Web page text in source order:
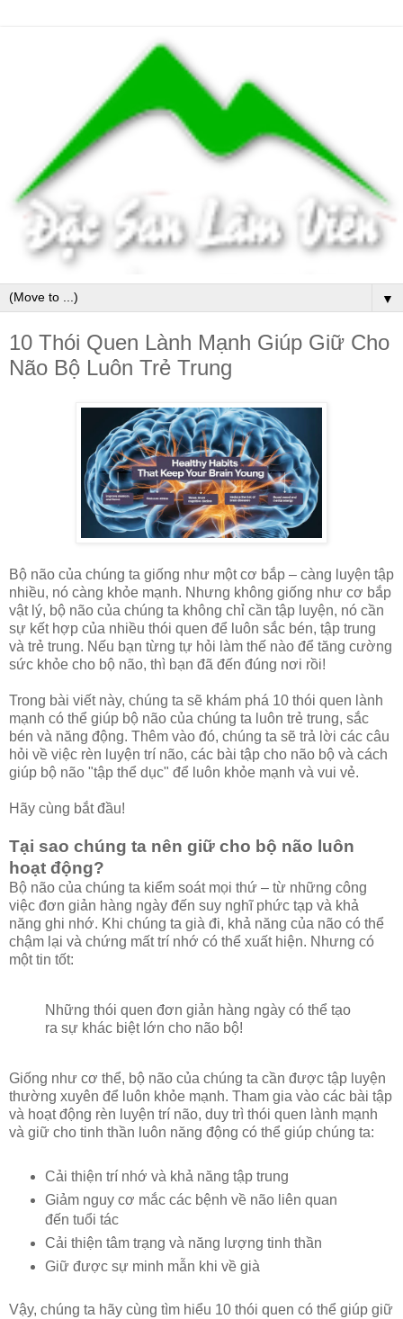
▼
10 Thói Quen Lành Mạnh Giúp Giữ Cho
Não Bộ Luôn Trẻ Trung
Bộ não của chúng ta giống như một cơ bắp – càng luyện tập
nhiều, nó càng khỏe mạnh. Nhưng không giống như cơ bắp
vật lý, bộ não của chúng ta không chỉ cần tập luyện, nó cần
sự kết hợp của nhiều thói quen để luôn sắc bén, tập trung
và trẻ trung. Nếu bạn từng tự hỏi làm thế nào để tăng cường
sức khỏe cho bộ não, thì bạn đã đến đúng nơi rồi!
Trong bài viết này, chúng ta sẽ khám phá 10 thói quen lành
mạnh có thể giúp bộ não của chúng ta luôn trẻ trung, sắc
bén và năng động. Thêm vào đó, chúng ta sẽ trả lời các câu
hỏi về việc rèn luyện trí não, các bài tập cho não bộ và cách
giúp bộ não "tập thể dục" để luôn khỏe mạnh và vui vẻ.
Hãy cùng bắt đầu!
Tại sao chúng ta nên giữ cho bộ não luôn
hoạt động?
Bộ não của chúng ta kiểm soát mọi thứ – từ những công
việc đơn giản hàng ngày đến suy nghĩ phức tạp và khả
năng ghi nhớ. Khi chúng ta già đi, khả năng của não có thể
chậm lại và chứng mất trí nhớ có thể xuất hiện. Nhưng có
một tin tốt:
Những thói quen đơn giản hàng ngày có thể tạo
ra sự khác biệt lớn cho não bộ!
Giống như cơ thể, bộ não của chúng ta cần được tập luyện
thường xuyên để luôn khỏe mạnh. Tham gia vào các bài tập
và hoạt động rèn luyện trí não, duy trì thói quen lành mạnh
và giữ cho tinh thần luôn năng động có thể giúp chúng ta:
Cải thiện trí nhớ và khả năng tập trung
Giảm nguy cơ mắc các bệnh về não liên quan
đến tuổi tác
Cải thiện tâm trạng và năng lượng tinh thần
Giữ được sự minh mẫn khi về già
Vậy, chúng ta hãy cùng tìm hiểu 10 thói quen có thể giúp giữ